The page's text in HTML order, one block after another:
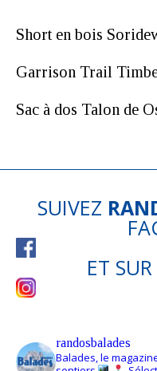
Short en bois
Garrison Trail
Sac à dos Talon de
SUIVEZ
ET SUR
randosbalades
Balades, le